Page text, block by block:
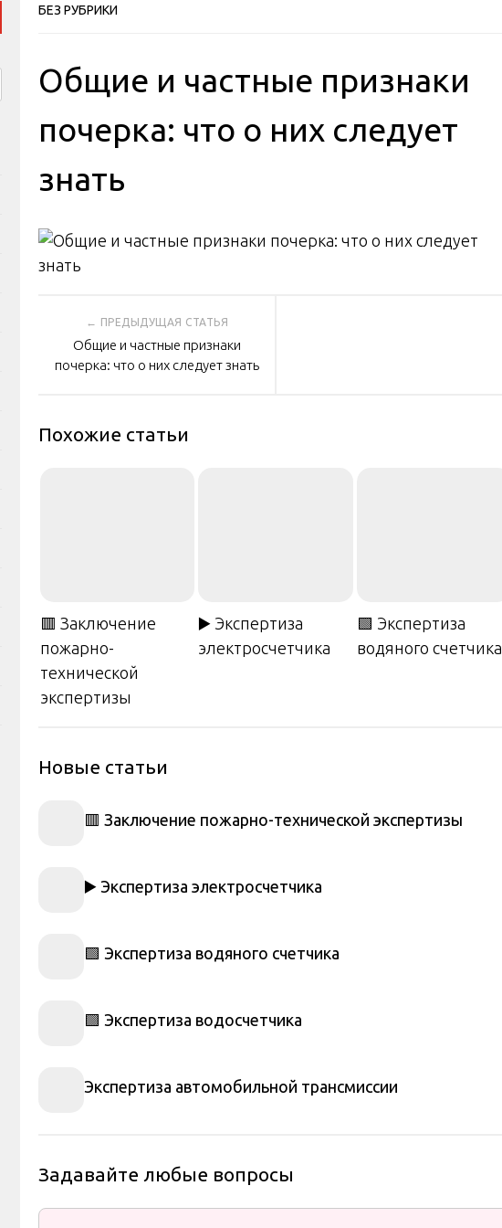
БЕЗ РУБРИКИ
Общие и частные признаки
почерка: что о них следует
знать
Навигация
Общие и частные признаки
почерка: что о них следует знать
Похожие статьи
🟥 Заключение
пожарно-
технической
экспертизы
▶️ Экспертиза
электросчетчика
🟩 Экспертиза
водяного счетчика
Новые статьи
🟥 Заключение пожарно-технической экспертизы
▶️ Экспертиза электросчетчика
🟩 Экспертиза водяного счетчика
🟩 Экспертиза водосчетчика
Экспертиза автомобильной трансмиссии
Задавайте любые вопросы